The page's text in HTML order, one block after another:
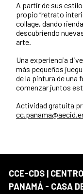
A partir de sus
propio “retrato
collage, dando
descubriendo
arte.
Una experiencia
más pequeños
de la pintura de una
comenzar juntos
Actividad gratuita
CCE-CDS |
PANAMÁ - CASA